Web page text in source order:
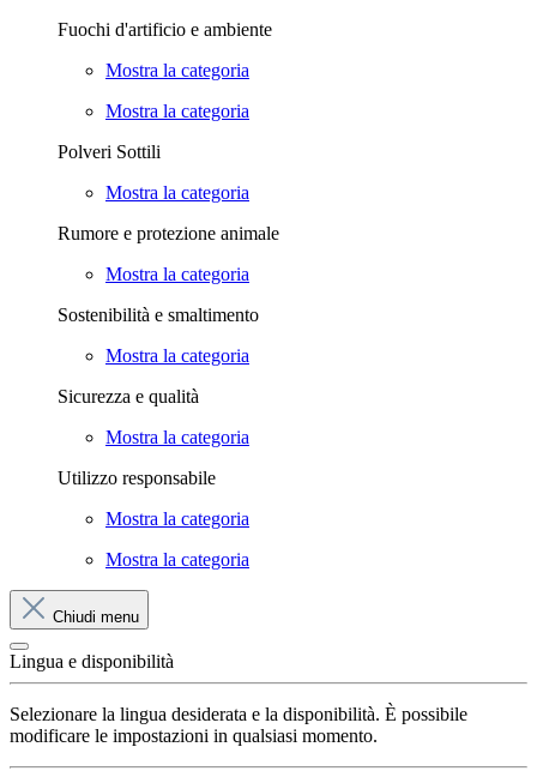
Fuochi d'artificio e ambiente
Mostra la categoria
Mostra la categoria
Polveri Sottili
Mostra la categoria
Rumore e protezione animale
Mostra la categoria
Sostenibilità e smaltimento
Mostra la categoria
Sicurezza e qualità
Mostra la categoria
Utilizzo responsabile
Mostra la categoria
Mostra la categoria
Chiudi menu
Lingua e disponibilità
Selezionare la lingua desiderata e la disponibilità. È possibile
modificare le impostazioni in qualsiasi momento.